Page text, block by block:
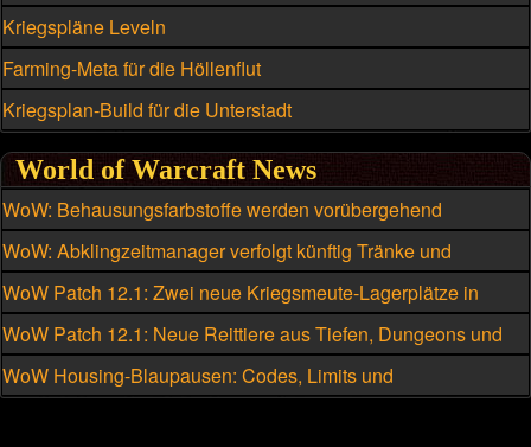
Kriegspläne Leveln
Farming-Meta für die Höllenflut
Kriegsplan-Build für die Unterstadt
World of Warcraft News
WoW: Behausungsfarbstoffe werden vorübergehend
kriegsmeutengebunden
WoW: Abklingzeitmanager verfolgt künftig Tränke und
Schmuckstücke
WoW Patch 12.1: Zwei neue Kriegsmeute-Lagerplätze in
Silbermond freischalten
WoW Patch 12.1: Neue Reittiere aus Tiefen, Dungeons und
Raids
WoW Housing-Blaupausen: Codes, Limits und
Einschränkungen